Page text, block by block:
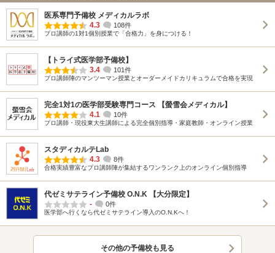
医系専門予備校 メディカルラボ
4.3
108件
プロ講師の1対1個別授業で「合格力」を身につける！
【トライ式医学部予備校】
3.4
101件
プロ講師陣のマンツーマン授業とオーダーメイドカリキュラムで合格を実現
完全1対1の医学部受験専門コース 【螢雪会メディカル】
4.1
10件
プロ講師・現役東大生講師による完全個別指導・家庭教師・オンライン授業
スタディカルテLab
4.3
8件
合格実績豊富なプロ講師陣が集結するワンランク上のオンライン個別指導
代ゼミサテライン予備校 O.N.K 【大分限定】
-
0件
医学部へ行くなら代ゼミサテライン導入のO.N.Kへ！
その他の予備校も見る